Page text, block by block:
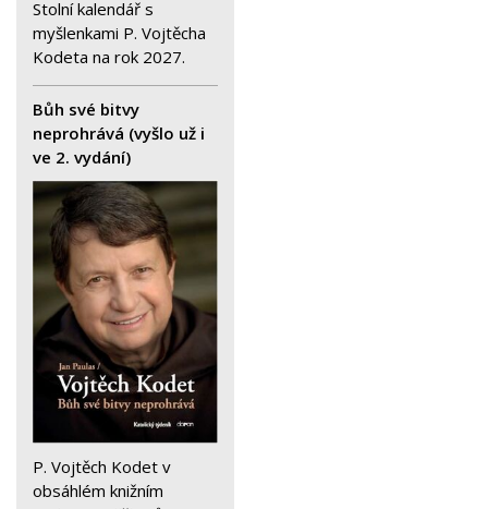
Stolní kalendář s
myšlenkami P. Vojtěcha
Kodeta na rok 2027.
Bůh své bitvy
neprohrává (vyšlo už i
ve 2. vydání)
P. Vojtěch Kodet v
obsáhlém knižním